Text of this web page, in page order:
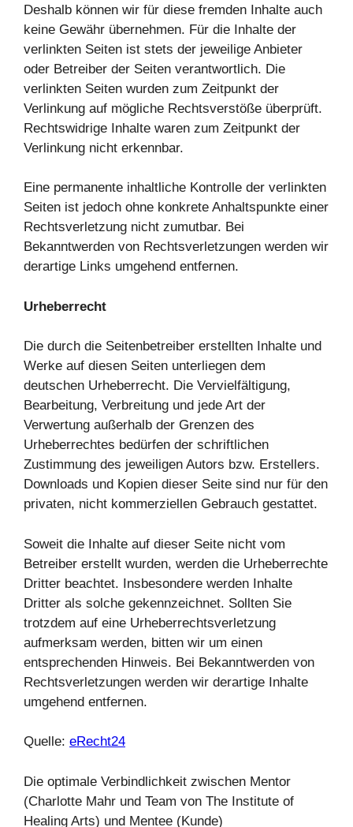
Deshalb können wir für diese fremden Inhalte auch
keine Gewähr übernehmen. Für die Inhalte der
verlinkten Seiten ist stets der jeweilige Anbieter
oder Betreiber der Seiten verantwortlich. Die
verlinkten Seiten wurden zum Zeitpunkt der
Verlinkung auf mögliche Rechtsverstöße überprüft.
Rechtswidrige Inhalte waren zum Zeitpunkt der
Verlinkung nicht erkennbar.
Eine permanente inhaltliche Kontrolle der verlinkten
Seiten ist jedoch ohne konkrete Anhaltspunkte einer
Rechtsverletzung nicht zumutbar. Bei
Bekanntwerden von Rechtsverletzungen werden wir
derartige Links umgehend entfernen.
Urheberrecht
Die durch die Seitenbetreiber erstellten Inhalte und
Werke auf diesen Seiten unterliegen dem
deutschen Urheberrecht. Die Vervielfältigung,
Bearbeitung, Verbreitung und jede Art der
Verwertung außerhalb der Grenzen des
Urheberrechtes bedürfen der schriftlichen
Zustimmung des jeweiligen Autors bzw. Erstellers.
Downloads und Kopien dieser Seite sind nur für den
privaten, nicht kommerziellen Gebrauch gestattet.
Soweit die Inhalte auf dieser Seite nicht vom
Betreiber erstellt wurden, werden die Urheberrechte
Dritter beachtet. Insbesondere werden Inhalte
Dritter als solche gekennzeichnet. Sollten Sie
trotzdem auf eine Urheberrechtsverletzung
aufmerksam werden, bitten wir um einen
entsprechenden Hinweis. Bei Bekanntwerden von
Rechtsverletzungen werden wir derartige Inhalte
umgehend entfernen.
Quelle: eRecht24
Die optimale Verbindlichkeit zwischen Mentor
(Charlotte Mahr und Team von The Institute of
Healing Arts) und Mentee (Kunde)